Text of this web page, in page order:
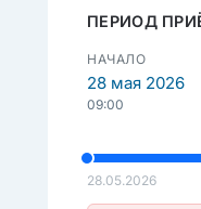
ПЕРИОД
НАЧАЛО
28 мая 2026
09:00
28.05.2026